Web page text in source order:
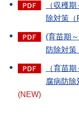
（収穫
除対策（
(育苗期
防除対策
（育苗
腐病防除
(NEW)